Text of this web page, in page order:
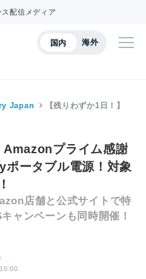
配信メディア
国内 海外
Japan 【残りわずか1日！】
Amazonプライム感謝
ータブル電源！対象
店舗と公式サイトで特
ャンペーンも同時開催！